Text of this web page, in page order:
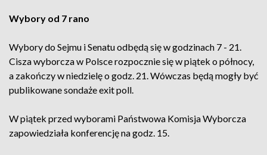
Wybory od 7 rano
Wybory do Sejmu i Senatu odbędą się w godzinach 7 - 21.
Cisza wyborcza w Polsce rozpocznie się w piątek o północy,
a zakończy w niedzielę o godz. 21. Wówczas będą mogły być
publikowane sondaże exit poll.
W piątek przed wyborami Państwowa Komisja Wyborcza
zapowiedziała konferencję na godz. 15.